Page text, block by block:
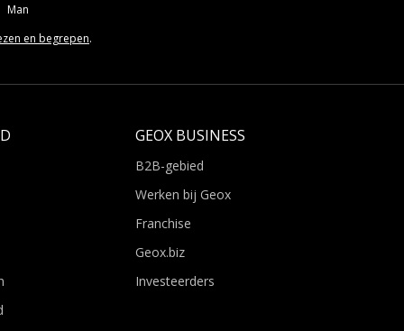
Man
en begrepen.
GEOX BUSINESS
B2B-gebied
Werken bij Geox
Franchise
Geox.biz
Investeerders